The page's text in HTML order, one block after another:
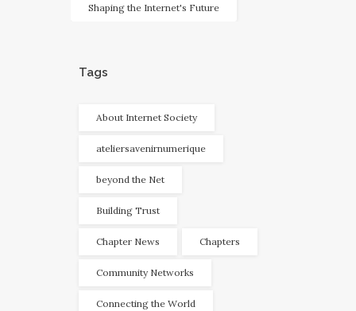
Shaping the Internet's Future
Tags
About Internet Society
ateliersavenirnumerique
beyond the Net
Building Trust
Chapter News Chapters
Community Networks
Connecting the World